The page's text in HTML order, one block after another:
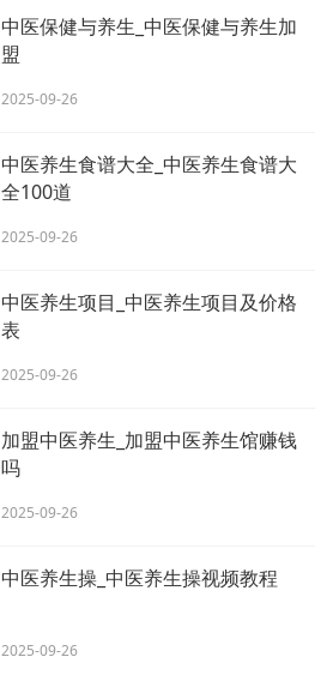
中医保健与养生_中医保健与养生加
盟
2025-09-26
中医养生食谱大全_中医养生食谱大
全100道
2025-09-26
中医养生项目_中医养生项目及价格
表
2025-09-26
加盟中医养生_加盟中医养生馆赚钱
吗
2025-09-26
中医养生操_中医养生操视频教程
2025-09-26